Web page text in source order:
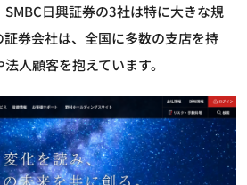
日興証券の3社は特に大きな規
券会社は、全国に多数の支店を持
人顧客を抱えています。